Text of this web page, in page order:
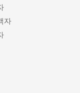
자